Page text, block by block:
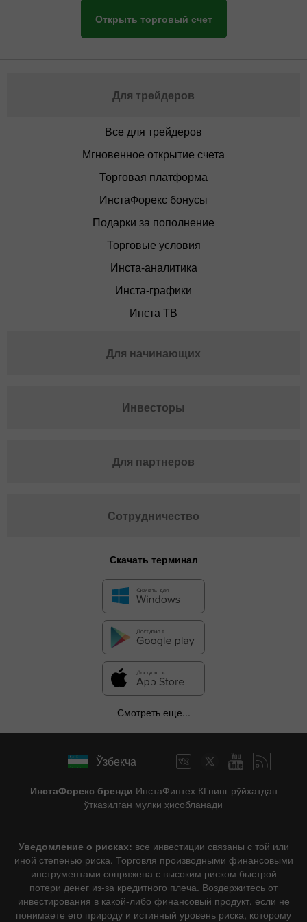
Открыть торговый счет
Для трейдеров
Все для трейдеров
Мгновенное открытие счета
Торговая платформа
ИнстаФорекс бонусы
Подарки за пополнение
Торговые условия
Инста-аналитика
Инста-графики
Инста ТВ
Для начинающих
Инвесторы
Для партнеров
Сотрудничество
Скачать терминал
Смотреть еще...
Ўзбекча
ИнстаФорекс бренди ИнстаФинтех КГнинг рўйхатдан
ўтказилган мулки ҳисобланади
Уведомление о рисках: все инвестиции связаны с той или
иной степенью риска. Торговля производными финансовыми
инструментами сопряжена с высоким риском быстрой
потери денег из-за кредитного плеча. Воздержитесь от
инвестирования в какой-либо финансовый продукт, если не
понимаете его природу и истинный уровень риска, которому